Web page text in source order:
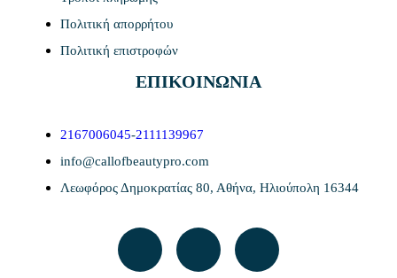
Πολιτική απορρήτου
Πολιτική επιστροφών
ΕΠΙΚΟΙΝΩΝΙΑ
2167006045-2111139967
info@callofbeautypro.com
Λεωφόρος Δημοκρατίας 80, Αθήνα, Ηλιούπολη 16344